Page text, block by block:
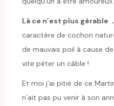
Là ce n’est plus gérable.
caractère de cochon
de mauvais poil à cause
vite péter un câble !
Et moi j’ai pitié de ce
n’ait pas pu venir à son